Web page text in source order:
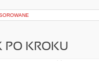
PO KROKU